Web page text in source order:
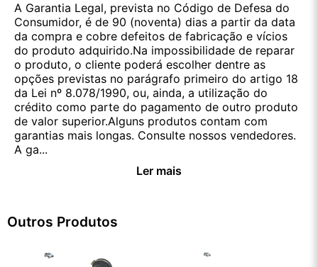
A Garantia Legal, prevista no Código de Defesa do
Consumidor, é de 90 (noventa) dias a partir da data
da compra e cobre defeitos de fabricação e vícios
do produto adquirido.Na impossibilidade de reparar
o produto, o cliente poderá escolher dentre as
opções previstas no parágrafo primeiro do artigo 18
da Lei nº 8.078/1990, ou, ainda, a utilização do
crédito como parte do pagamento de outro produto
de valor superior.Alguns produtos contam com
garantias mais longas. Consulte nossos vendedores.
A ga...
Ler mais
Outros Produtos